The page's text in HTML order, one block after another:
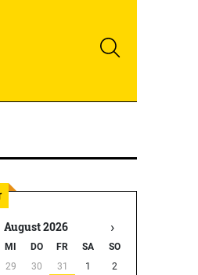
August 2026 ›
MI DO FR SA
SO
29 30 31 1
2